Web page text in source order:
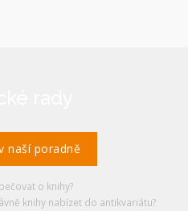
naší poradně
o knihy?
knihy nabízet do antikvariátu?